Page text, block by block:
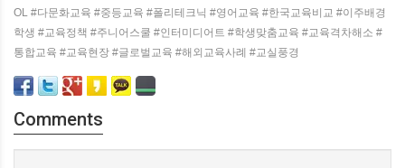
OL #다문화교육 #중등교육 #폴리테크닉 #영어교육 #한국교육비교 #이주배경
학생 #교육정책 #주니어스쿨 #인터미디어트 #학생맞춤교육 #교육격차해소 #
통합교육 #교육현장 #글로벌교육 #해외교육사례 #교실풍경
Comments